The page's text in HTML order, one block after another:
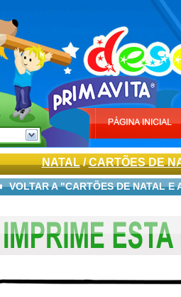
NATAL/CARTÕES DE
VOLTAR A "CARTÕES DE NATAL E